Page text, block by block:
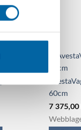
väljas
60cm
7 375,00